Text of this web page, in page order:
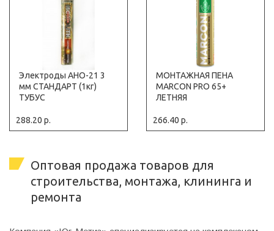
Электроды АНО-21 3
мм СТАНДАРТ (1кг)
ТУБУС
288.20 р.
МОНТАЖНАЯ ПЕНА
MARCON PRO 65+
ЛЕТНЯЯ
266.40 р.
Оптовая продажа товаров для
строительства, монтажа, клининга и
ремонта